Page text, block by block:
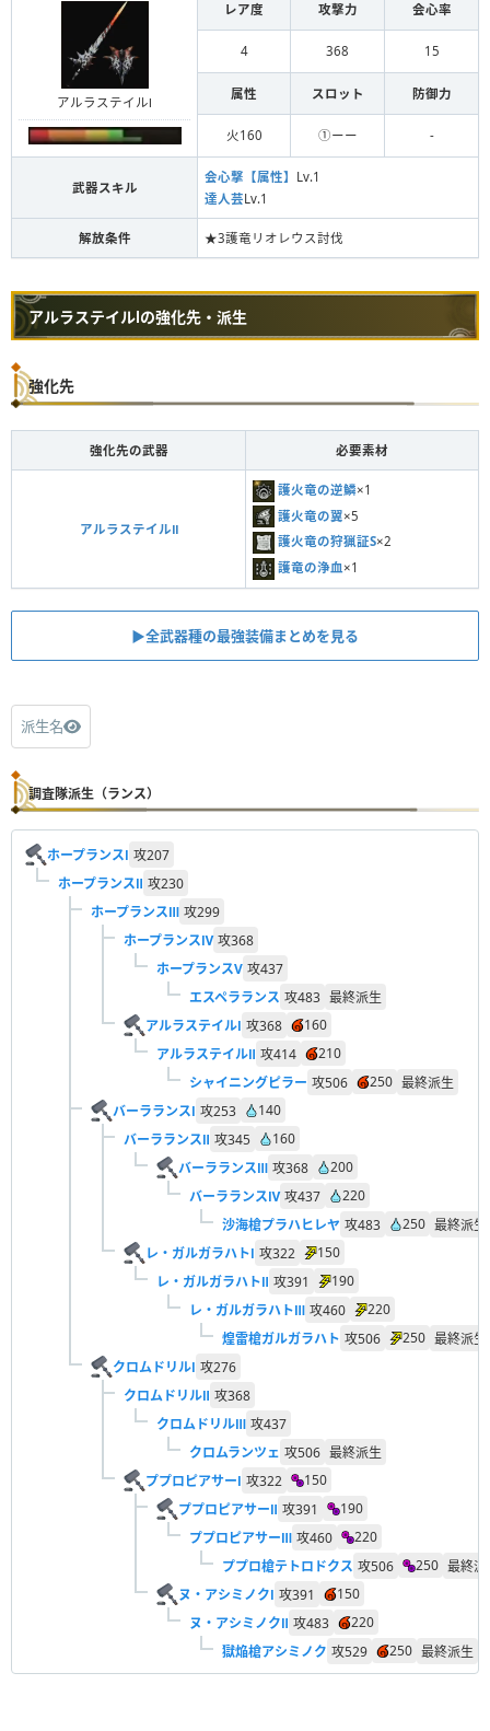
アルラステイルⅠ
レア度 攻撃力 会心率
4 368 15
属性 スロット 防御力
火160 ①ーー -
武器スキル
会心撃【属性】 Lv.1
達人芸Lv.1
解放条件 ★3護竜リオレウス討伐
アルラステイルⅠの強化先・派生
強化先
強化先の武器 必要素材
アルラステイルⅡ
護火竜の逆鱗×1
護火竜の翼×5
護火竜の狩猟証S×2
護竜の浄血×1
▶︎全武器種の最強装備まとめを見る
派生名
調査隊派生（ランス）
ホープランスⅠ 攻207
ホープランスⅡ 攻230
ホープランスⅢ 攻299
ホープランスⅣ 攻368
ホープランスV 攻437
エスペラランス 攻483 最終派生
アルラステイルⅠ 攻368
160
アルラステイルⅡ 攻414
210
シャイニングピラー 攻506 250 最終派生
バーラランスⅠ 攻253
140
バーラランスⅡ 攻345
160
バーラランスⅢ 攻368
200
バーラランスⅣ 攻437
220
沙海槍プラハヒレヤ 攻483 250 最終派生
レ・ガルガラハトⅠ 攻322
150
レ・ガルガラハトⅡ 攻391
190
レ・ガルガラハトⅢ 攻460
220
煌雷槍ガルガラハト 攻506 250 最終派生
クロムドリルⅠ 攻276
クロムドリルⅡ 攻368
クロムドリルⅢ 攻437
クロムランツェ 攻506 最終派生
ププロピアサーⅠ 攻322
150
ププロピアサーⅡ 攻391
190
ププロピアサーⅢ 攻460
220
ププロ槍テトロドクス 攻506 250 最終派
ヌ・アシミノクⅠ 攻391
150
ヌ・アシミノクⅡ 攻483
220
獄焔槍アシミノク 攻529 250 最終派生